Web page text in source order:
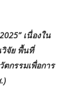
เนื่องใน
จัย พื้นที่
กรรมเพื่อการ